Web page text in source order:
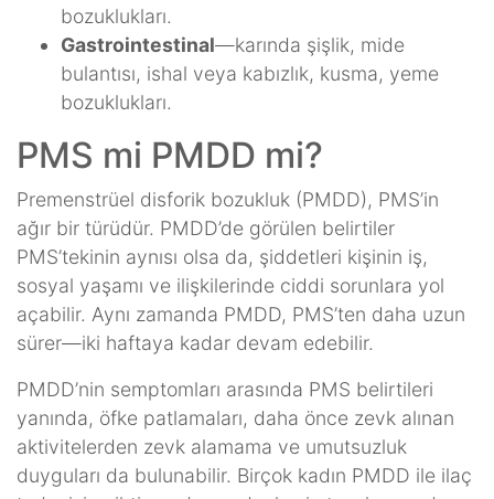
bozuklukları.
Gastrointestinal—karında şişlik, mide
bulantısı, ishal veya kabızlık, kusma, yeme
bozuklukları.
PMS mi PMDD mi?
Premenstrüel disforik bozukluk (PMDD), PMS’in
ağır bir türüdür. PMDD’de görülen belirtiler
PMS’tekinin aynısı olsa da, şiddetleri kişinin iş,
sosyal yaşamı ve ilişkilerinde ciddi sorunlara yol
açabilir. Aynı zamanda PMDD, PMS’ten daha uzun
sürer—iki haftaya kadar devam edebilir.
PMDD’nin semptomları arasında PMS belirtileri
yanında, öfke patlamaları, daha önce zevk alınan
aktivitelerden zevk alamama ve umutsuzluk
duyguları da bulunabilir. Birçok kadın PMDD ile ilaç